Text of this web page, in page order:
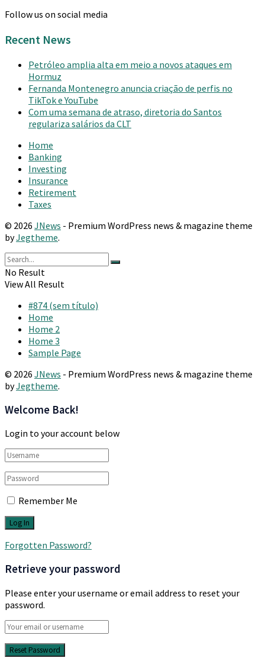
Follow us on social media
Recent News
Petróleo amplia alta em meio a novos ataques em
Hormuz
Fernanda Montenegro anuncia criação de perfis no
TikTok e YouTube
Com uma semana de atraso, diretoria do Santos
regulariza salários da CLT
Home
Banking
Investing
Insurance
Retirement
Taxes
© 2026 JNews - Premium WordPress news & magazine theme
byJegtheme.
No Result
View All Result
#874 (sem título)
Home
Home 2
Home 3
Sample Page
© 2026 JNews - Premium WordPress news & magazine theme
byJegtheme.
Welcome Back!
Login to your account below
Remember Me
Forgotten Password?
Retrieve your password
Please enter your username or email address to reset your
password.